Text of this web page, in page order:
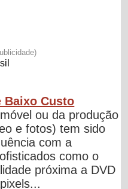
Baixo Custo
ou da produção
e fotos) tem sido
com a
como o
próxima a DVD